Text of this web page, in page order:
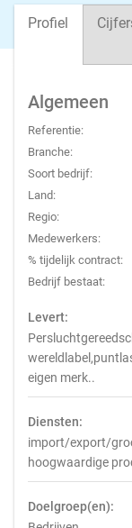
Profiel
Algemeen
Referentie:
Branche:
Soort bedrijf:
Land:
Regio:
Medewerkers:
% tijdelijk contract:
Bedrijf bestaat:
Levert:
eigen merk..
Diensten:
import/export/
hoogwaardige
Doelgroep(en):